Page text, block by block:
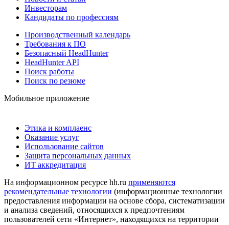
Инвесторам
Кандидаты по профессиям
Производственный календарь
Требования к ПО
Безопасный HeadHunter
HeadHunter API
Поиск работы
Поиск по резюме
Мобильное приложение
Этика и комплаенс
Оказание услуг
Использование сайтов
Защита персональных данных
ИТ аккредитация
На информационном ресурсе hh.ru применяются
рекомендательные технологии (информационные технологии
предоставления информации на основе сбора, систематизации
и анализа сведений, относящихся к предпочтениям
пользователей сети «Интернет», находящихся на территории